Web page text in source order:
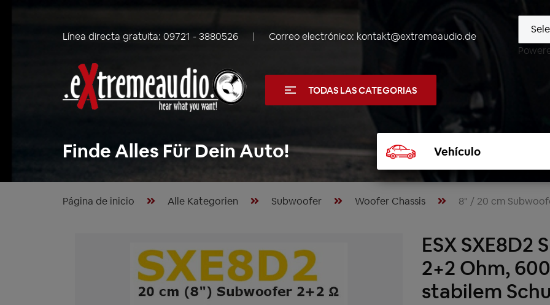
Línea directa gratuita: 09721 - 3880526 Correo electrónico: kontakt@extremeaudio.de
TODAS LAS CATEGORIAS
Finde Alles Für Dein Auto!
vehículo
Página de inicio Alle Kategorien Subwoofer Woofer Chassis 8" / 20 cm
ESX
2+2 Ohm,
stabilem